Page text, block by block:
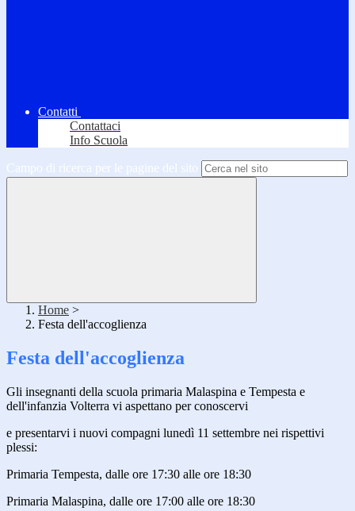
Contatti
Contattaci
Info Scuola
Campo di ricerca per le pagine del sito
Home >
Festa dell'accoglienza
Festa dell'accoglienza
Gli insegnanti della scuola primaria Malaspina e Tempesta e
dell'infanzia Volterra vi aspettano per conoscervi
e presentarvi i nuovi compagni lunedì 11 settembre nei rispettivi
plessi:
Primaria Tempesta, dalle ore 17:30 alle ore 18:30
Primaria Malaspina, dalle ore 17:00 alle ore 18:30